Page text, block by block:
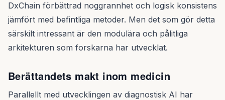
DxChain förbättrad noggrannhet och logisk konsistens
jämfört med befintliga metoder. Men det som gör detta
särskilt intressant är den modulära och pålitliga
arkitekturen som forskarna har utvecklat.
Berättandets makt inom medicin
Parallellt med utvecklingen av diagnostisk AI har